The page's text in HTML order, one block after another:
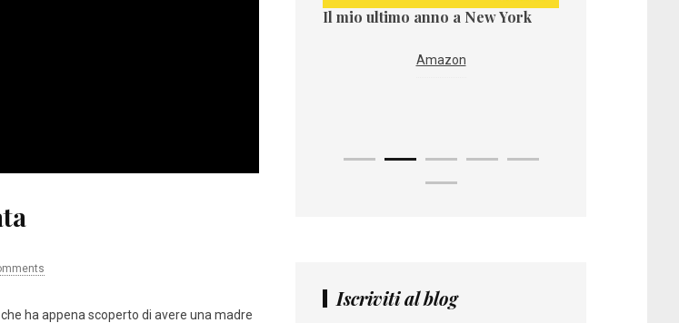
ha appena scoperto di avere una madre
Il mio ultimo anno a New York
Amazon
Iscriviti al blog